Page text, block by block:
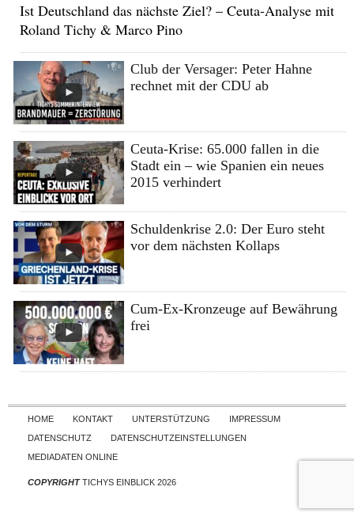
Ist Deutschland das nächste Ziel? – Ceuta-Analyse mit
Roland Tichy & Marco Pino
Club der Versager: Peter Hahne
rechnet mit der CDU ab
Ceuta-Krise: 65.000 fallen in die
Stadt ein – wie Spanien ein neues
2015 verhindert
Schuldenkrise 2.0: Der Euro steht
vor dem nächsten Kollaps
Cum-Ex-Kronzeuge auf Bewährung
frei
Skip to content
HOME KONTAKT UNTERSTÜTZUNG
IMPRESSUM
DATENSCHUTZ
DATENSCHUTZEINSTELLUNGEN
MEDIADATEN ONLINE
COPYRIGHTTICHYS EINBLICK 2026